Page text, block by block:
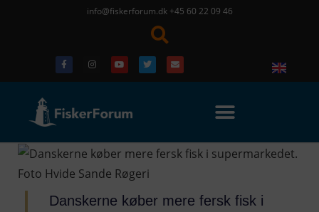
info@fiskerforum.dk +45 60 22 09 46
Danskerne køber mere fersk fisk i